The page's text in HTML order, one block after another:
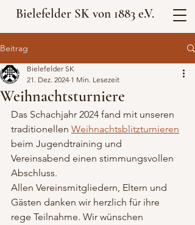
Bielefelder SK von 1883 e.V.
Beitrag
Weihnachtsturniere
Bielefelder SK
21. Dez. 2024 1 Min. Lesezeit
Das Schachjahr 2024 fand mit unseren
traditionellen Weihnachtsblitzturnieren
beim Jugendtraining und
Vereinsabend einen stimmungsvollen
Abschluss.
Allen Vereinsmitgliedern, Eltern und
Gästen danken wir herzlich für ihre
rege Teilnahme. Wir wünschen